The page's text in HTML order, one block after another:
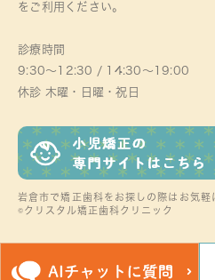
をご利用ください。
診療時間
9:30～12:30 / 14:30～19:00
休診 木曜・日曜・祝日
岩倉市で矯正歯科をお探しの際はお気軽
©クリスタル矯正歯科クリニック